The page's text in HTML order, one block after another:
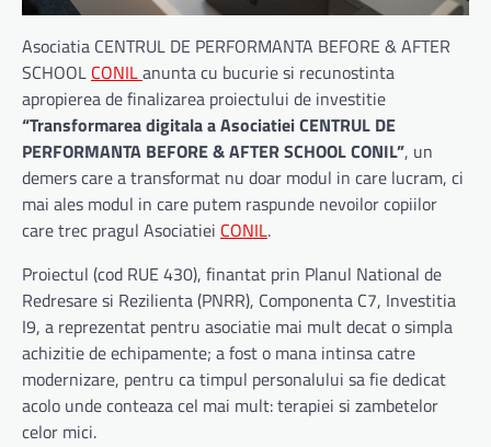
Asociatia CENTRUL DE PERFORMANTA BEFORE & AFTER
SCHOOL CONILanunta cu bucurie si recunostinta
apropierea de finalizarea proiectului de investitie
“Transformarea digitala a Asociatiei CENTRUL DE
PERFORMANTA BEFORE & AFTER SCHOOL CONIL”, un
demers care a transformat nu doar modul in care lucram, ci
mai ales modul in care putem raspunde nevoilor copiilor
care trec pragul Asociatiei CONIL.
Proiectul (cod RUE 430), finantat prin Planul National de
Redresare si Rezilienta (PNRR), Componenta C7, Investitia
I9, a reprezentat pentru asociatie mai mult decat o simpla
achizitie de echipamente; a fost o mana intinsa catre
modernizare, pentru ca timpul personalului sa fie dedicat
acolo unde conteaza cel mai mult: terapiei si zambetelor
celor mici.